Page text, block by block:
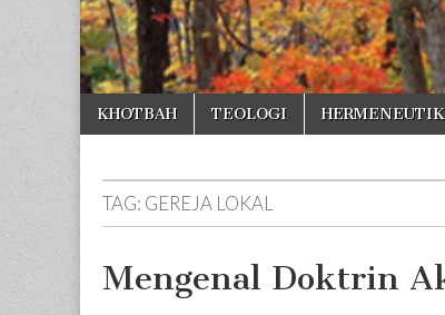
Main
menu
Skip
KHOTBAH TEOLOGI
TAG: GEREJA LOKAL
Mengenal Doktrin